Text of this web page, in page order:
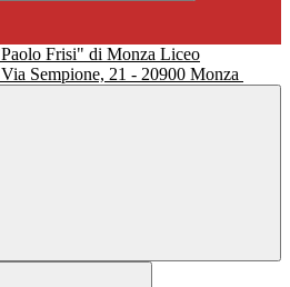
Liceo
Via Sempione, 21 - 20900 Monza